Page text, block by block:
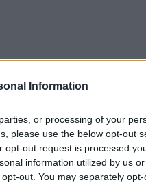
Information
or processing of your
please use the below opt-out
opt-out request is processed
information utilized by us
out. You may separately
in
sequenza di